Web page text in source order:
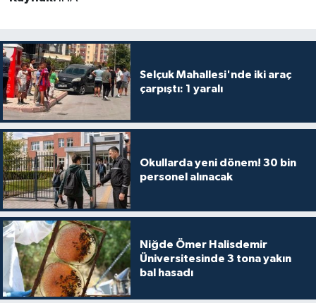
Selçuk Mahallesi'nde iki araç
çarpıştı: 1 yaralı
Okullarda yeni dönem! 30 bin
personel alınacak
Niğde Ömer Halisdemir
Üniversitesinde 3 tona yakın
bal hasadı